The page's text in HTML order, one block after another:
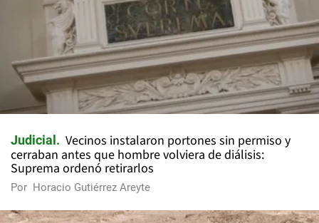
Judicial
Vecinos instalaron portones sin permiso y
cerraban antes que hombre volviera de diálisis:
Suprema ordenó retirarlos
Por Horacio Gutiérrez Areyte